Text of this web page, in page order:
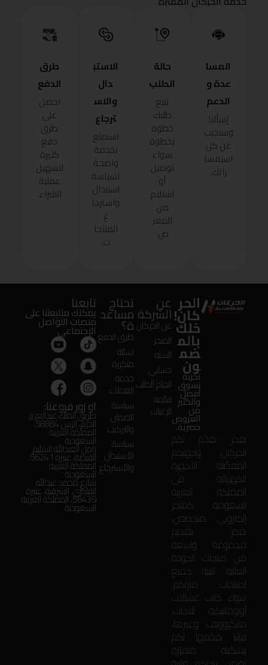
المسا
عدة و
الدعم
إسألنا
وسنجيب
عن كل
استفسا
راتك.
حالة
الطلب
تتبع
طلبك
خطوة
بخطوة
سواء
توصيل
أو
استلام
من
المعر
ض.
الاستب
دال
والاس
ترجاع
استمتع
بخدمة
واضحة
لسياسة
استبدال
واسترجا
ع
المنتجا
ت.
طرق
الدفع
احصل
على
طرق
دفع
كثيرة
لتسهيل
عملية
الشراء.
الحر
كان!
خلك
بالم
ضم
ون
تجربة
تسوق
أفضل
والكثير
من
العروض
حصرية.
بفخر نقدّم لكم
الحركان: وجهتكم
المفضّلة للأجهزة
الكهربائية في
المملكة العربية
السعودية. كمتجر
إلكتروني متخصص،
نفخر بتقديم
مجموعة واسعة
من منتجات الجودة
العالية لتلبية جميع
احتياجات منزلكم.
سواء كانت غسالات
أوتوماتيكية، ثلاجات،
مايكروويف، وغيرها،
فإنّنا نقدّمها لكم
بتشكيلة متميّزة
عن
الشركة
عن الحركان
المتجر
السلة
حسابي
اتمام الطلب
قائمة
الرغبات
تحتاج
مساعد
ة؟
طرق الدفع
اسئلة
متكررة
خدمة
العملاء
سياسة
الضمان
والتركيب
سياسة
الأستبدال
والأسترجاع
تابعنا
يمكنك متابعتنا على
منصات التواصل
الإجتماعى
او زور فروعنا:
طريق الملك عبدالعزيز،
الحزم، الرس 58884،
المملكة العربية
السعودية
زامل العبدالله السليم،
الفيضة، عنيزة 56241،
المملكة العربية
السعودية
شارع محمد عبدالله
القاضي، الشرقية، عنيزة
56439، المملكة العربية
السعودية